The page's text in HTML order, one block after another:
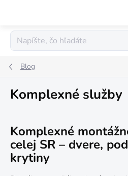
Blog
Komplexné služby
Komplexné
celej SR – dvere,
krytiny